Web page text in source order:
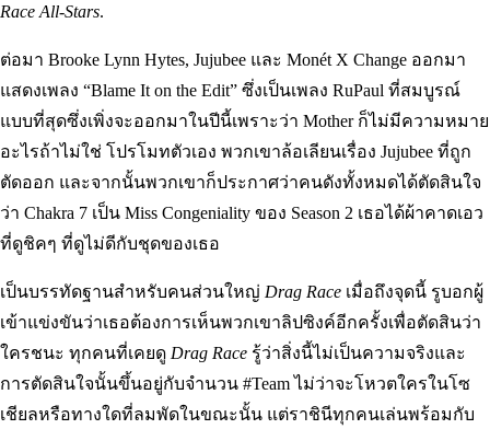
Race All-Stars.
ต่อมา Brooke Lynn Hytes, Jujubee และ Monét X Change ออกมา
แสดงเพลง “Blame It on the Edit” ซึ่งเป็นเพลง RuPaul ที่สมบูรณ์
แบบที่สุดซึ่งเพิ่งจะออกมาในปีนี้เพราะว่า Mother ก็ไม่มีความหมาย
อะไรถ้าไม่ใช่ โปรโมทตัวเอง พวกเขาล้อเลียนเรื่อง Jujubee ที่ถูก
ตัดออก และจากนั้นพวกเขาก็ประกาศว่าคนดังทั้งหมดได้ตัดสินใจ
ว่า Chakra 7 เป็น Miss Congeniality ของ Season 2 เธอได้ผ้าคาดเอว
ที่ดูชิคๆ ที่ดูไม่ดีกับชุดของเธอ
เป็นบรรทัดฐานสำหรับคนส่วนใหญ่ Drag Race เมื่อถึงจุดนี้ รูบอกผู้
เข้าแข่งขันว่าเธอต้องการเห็นพวกเขาลิปซิงค์อีกครั้งเพื่อตัดสินว่า
ใครชนะ ทุกคนที่เคยดู Drag Race รู้ว่าสิ่งนี้ไม่เป็นความจริงและ
การตัดสินใจนั้นขึ้นอยู่กับจำนวน #Team ไม่ว่าจะโหวตใครในโซ
เชียลหรือทางใดที่ลมพัดในขณะนั้น แต่ราชินีทุกคนเล่นพร้อมกับ